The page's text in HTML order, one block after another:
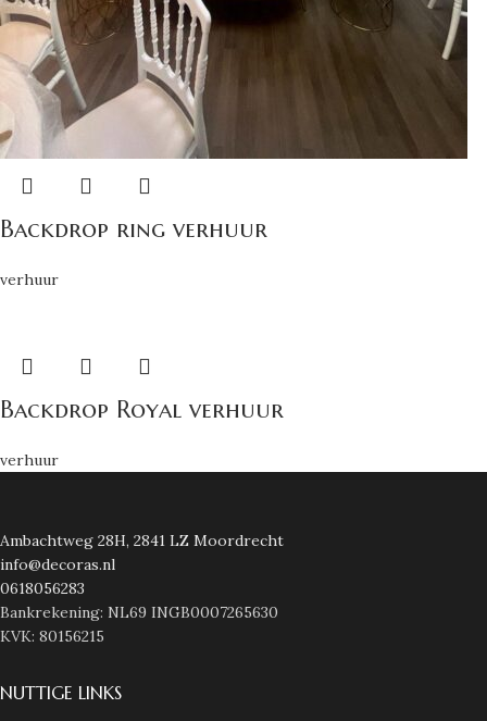
Backdrop ring verhuur
verhuur
Backdrop Royal verhuur
verhuur
Ambachtweg 28H, 2841 LZ Moordrecht
info@decoras.nl
0618056283
Bankrekening: NL69 INGB0007265630
KVK: 80156215
NUTTIGE LINKS